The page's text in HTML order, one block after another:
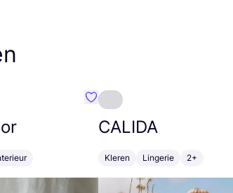
Favoriete {naam}
CALIDA
Kleren Lingerie 2+